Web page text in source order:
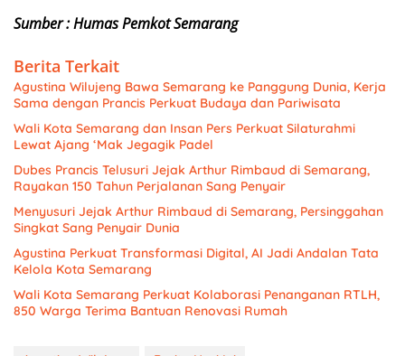
Sumber : Humas Pemkot Semarang
Berita Terkait
Agustina Wilujeng Bawa Semarang ke Panggung Dunia, Kerja
Sama dengan Prancis Perkuat Budaya dan Pariwisata
Wali Kota Semarang dan Insan Pers Perkuat Silaturahmi
Lewat Ajang ‘Mak Jegagik Padel
Dubes Prancis Telusuri Jejak Arthur Rimbaud di Semarang,
Rayakan 150 Tahun Perjalanan Sang Penyair
Menyusuri Jejak Arthur Rimbaud di Semarang, Persinggahan
Singkat Sang Penyair Dunia
Agustina Perkuat Transformasi Digital, AI Jadi Andalan Tata
Kelola Kota Semarang
Wali Kota Semarang Perkuat Kolaborasi Penanganan RTLH,
850 Warga Terima Bantuan Renovasi Rumah